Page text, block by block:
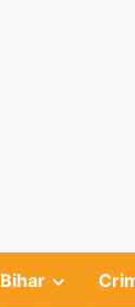
Bihar